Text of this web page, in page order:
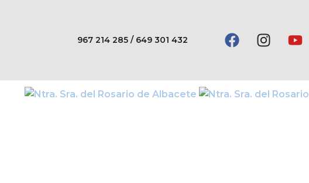
967 214 285 / 649 301 432